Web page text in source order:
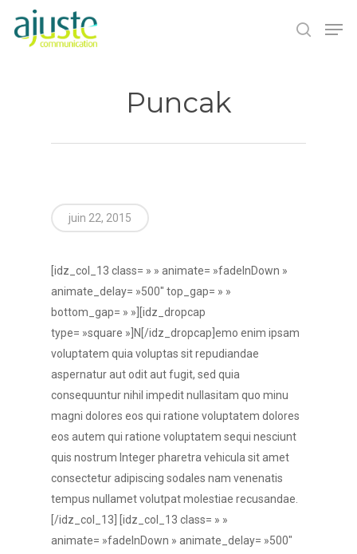
Hit enter to search or ESC to close
Puncak
juin 22, 2015
[idz_col_13 class= » » animate= »fadeInDown »
animate_delay= »500″ top_gap= » »
bottom_gap= » »][idz_dropcap
type= »square »]N[/idz_dropcap]emo enim ipsam
voluptatem quia voluptas sit repudiandae
aspernatur aut odit aut fugit, sed quia
consequuntur nihil impedit nullasitam quo minu
magni dolores eos qui ratione voluptatem dolores
eos autem qui ratione voluptatem sequi nesciunt
quis nostrum Integer pharetra vehicula sit amet
consectetur adipiscing sodales nam venenatis
tempus nullamet volutpat molestiae recusandae.
[/idz_col_13] [idz_col_13 class= » »
animate= »fadeInDown » animate_delay= »500″